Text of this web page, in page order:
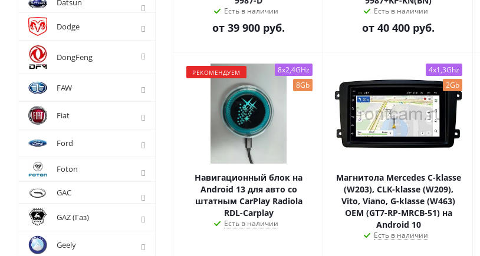
Есть в наличии
от 39 900 руб.
Есть в наличии
от 40 400 руб.
РЕКОМЕНДУЕМ
8x2,4GHz
8Gb
Навигационный блок на
Android 13 для авто со
штатным CarPlay Radiola
RDL-Carplay
Есть в наличии
4x1,3Ghz
2Gb
Магнитола Mercedes C-klasse
(W203), CLK-klasse (W209),
Vito, Viano, G-klasse (W463)
OEM (GT7-RP-MRCB-51) на
Android 10
Есть в наличии
Datsun
Dodge
DongFeng
FAW
Fiat
Ford
Foton
GAC
GAZ (Газ)
Geely